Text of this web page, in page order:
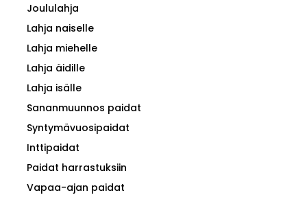
Joululahja
Lahja naiselle
Lahja miehelle
Lahja äidille
Lahja isälle
Sananmuunnos paidat
Syntymävuosipaidat
Inttipaidat
Paidat harrastuksiin
Vapaa-ajan paidat